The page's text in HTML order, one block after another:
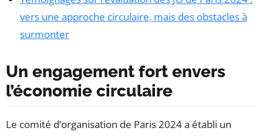
vers une approche circulaire, mais des obstacles à
surmonter
Un engagement fort envers
l’économie circulaire
Le comité d’organisation de Paris 2024 a établi un